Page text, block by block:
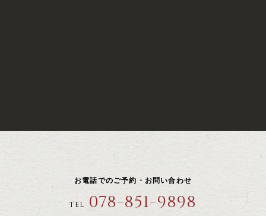
お電話でのご予約・お問い合わせ
TEL 078-851-9898